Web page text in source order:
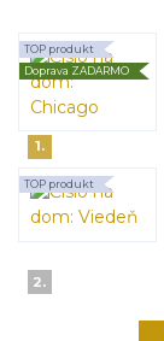
1.
TOP produkt
Doprava ZADARMO
2.
TOP produkt